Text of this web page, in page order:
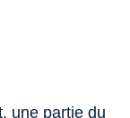
une partie du